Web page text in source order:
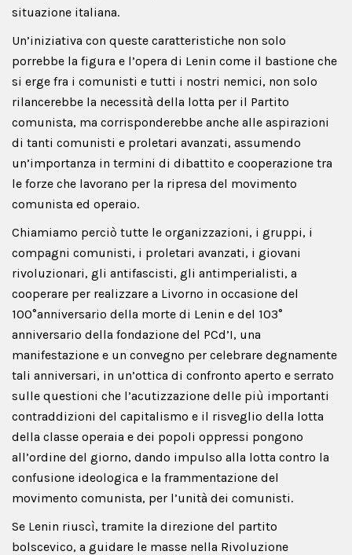
situazione italiana.
Un’iniziativa con queste caratteristiche non solo
porrebbe la figura e l’opera di Lenin come il bastione che
si erge fra i comunisti e tutti i nostri nemici, non solo
rilancerebbe la necessità della lotta per il Partito
comunista, ma corrisponderebbe anche alle aspirazioni
di tanti comunisti e proletari avanzati, assumendo
un’importanza in termini di dibattito e cooperazione tra
le forze che lavorano per la ripresa del movimento
comunista ed operaio.
Chiamiamo perciò tutte le organizzazioni, i gruppi, i
compagni comunisti, i proletari avanzati, i giovani
rivoluzionari, gli antifascisti, gli antimperialisti, a
cooperare per realizzare a Livorno in occasione del
100°anniversario della morte di Lenin e del 103°
anniversario della fondazione del PCd’I, una
manifestazione e un convegno per celebrare degnamente
tali anniversari, in un’ottica di confronto aperto e serrato
sulle questioni che l’acutizzazione delle più importanti
contraddizioni del capitalismo e il risveglio della lotta
della classe operaia e dei popoli oppressi pongono
all’ordine del giorno, dando impulso alla lotta contro la
confusione ideologica e la frammentazione del
movimento comunista, per l’unità dei comunisti.
Se Lenin riuscì, tramite la direzione del partito
bolscevico, a guidare le masse nella Rivoluzione